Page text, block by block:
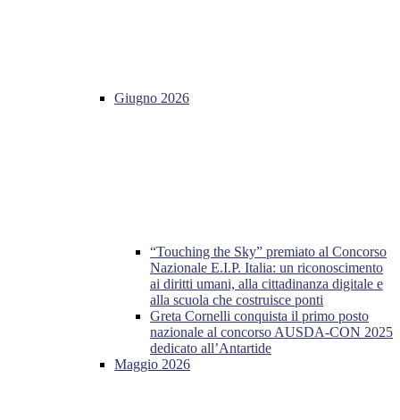
Giugno 2026
“Touching the Sky” premiato al Concorso
Nazionale E.I.P. Italia: un riconoscimento
ai diritti umani, alla cittadinanza digitale e
alla scuola che costruisce ponti
Greta Cornelli conquista il primo posto
nazionale al concorso AUSDA-CON 2025
dedicato all’Antartide
Maggio 2026